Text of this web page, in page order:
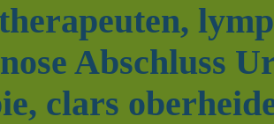
Abschluss
clars